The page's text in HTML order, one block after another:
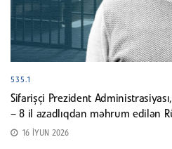
535.1
Sifarişçi Prezident
– 8 il azadlıqdan məhrum edilən
16 İYUN 2026